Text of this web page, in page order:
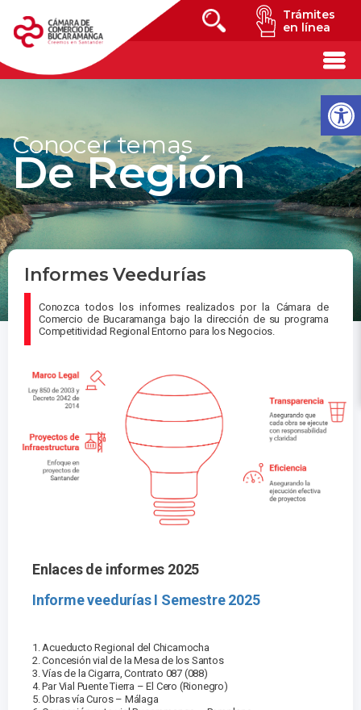
Trámites
en línea
Conocer temas
De Región
Informes Veedurías
Conozca todos los informes realizados por la Cámara de
Comercio de Bucaramanga bajo la dirección de su programa
Competitividad Regional Entorno para los Negocios.
Enlaces de informes 2025
Informe veedurías I Semestre 2025
1. Acueducto Regional del Chicamocha
2. Concesión vial de la Mesa de los Santos
3. Vías de la Cigarra, Contrato 087 (088)
4. Par Vial Puente Tierra – El Cero (Rionegro)
5. Obras vía Curos – Málaga